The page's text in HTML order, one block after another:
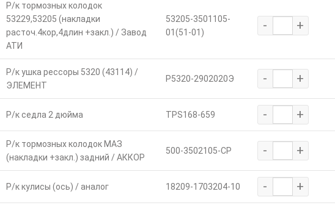
Р/к тормозных колодок
53229,53205 (накладки
расточ.4кор,4длин +закл.) / Завод
АТИ
53205-3501105-
01(51-01)
- +
Р/к ушка рессоры 5320 (43114) /
ЭЛЕМЕНТ
Р5320-2902020Э - +
Р/к седла 2 дюйма TPS168-659 - +
Р/к тормозных колодок МАЗ
(накладки +закл.) задний / АККОР
500-3502105-СР - +
Р/к кулисы (ось) / аналог 18209-1703204-10 - +